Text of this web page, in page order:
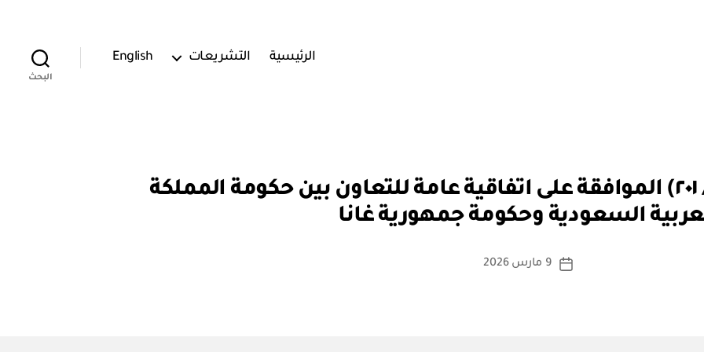
الرئيسية التشريعات English
البحث
مرسوم ملكي رقم (م / ٢٠١) الموافقة على اتفاقية عامة للتعاون بين حكومة المملكة
السعودية وحكومة جمهورية غانا
كاتب
بو
ا
س
ة
تاريخ
9 مارس 2026